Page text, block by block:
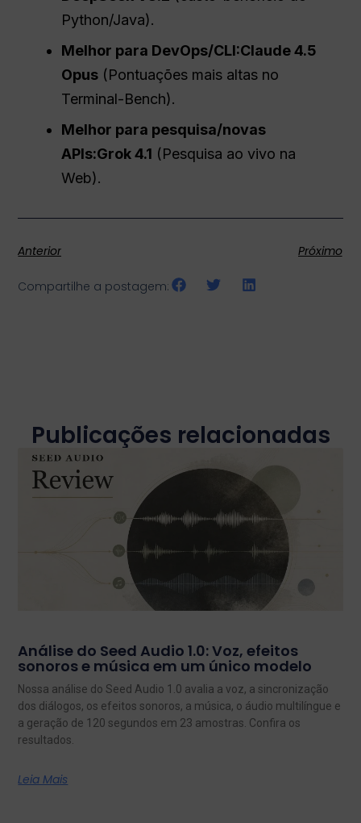
Python/Java).
Melhor para DevOps/CLI:Claude 4.5
Opus (Pontuações mais altas no
Terminal-Bench).
Melhor para pesquisa/novas
APIs:Grok 4.1 (Pesquisa ao vivo na
Web).
Anterior Próximo
Compartilhe a postagem:
Publicações relacionadas
Análise do Seed Audio 1.0: Voz, efeitos
sonoros e música em um único modelo
Nossa análise do Seed Audio 1.0 avalia a voz, a sincronização
dos diálogos, os efeitos sonoros, a música, o áudio multilíngue e
a geração de 120 segundos em 23 amostras. Confira os
resultados.
Leia Mais